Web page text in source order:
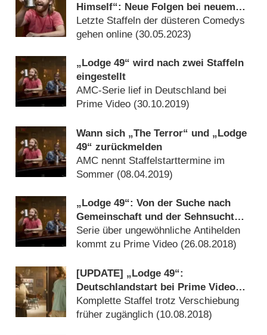
Himself“: Neue Folgen bei neuem
Anbieter
Letzte Staffeln der düsteren Comedys
gehen online (30.05.2023)
„Lodge 49“ wird nach zwei Staffeln
eingestellt
AMC-Serie lief in Deutschland bei
Prime Video (30.10.2019)
Wann sich „The Terror“ und „Lodge
49“ zurückmelden
AMC nennt Staffelstarttermine im
Sommer (08.04.2019)
„Lodge 49“: Von der Suche nach
Gemeinschaft und der Sehnsucht
nach Heimat – Review
Serie über ungewöhnliche Antihelden
kommt zu Prime Video (26.08.2018)
[UPDATE] „Lodge 49“:
Deutschlandstart bei Prime Video
Ende August
Komplette Staffel trotz Verschiebung
früher zugänglich (10.08.2018)